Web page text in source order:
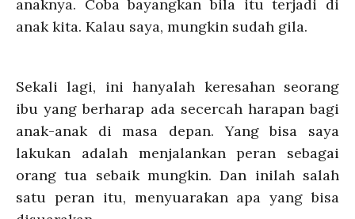
anaknya. Coba bayangkan bila itu terjadi di
anak kita. Kalau saya, mungkin sudah gila.
Sekali lagi, ini hanyalah keresahan seorang
ibu yang berharap ada secercah harapan bagi
anak-anak di masa depan. Yang bisa saya
lakukan adalah menjalankan peran sebagai
orang tua sebaik mungkin. Dan inilah salah
satu peran itu, menyuarakan apa yang bisa